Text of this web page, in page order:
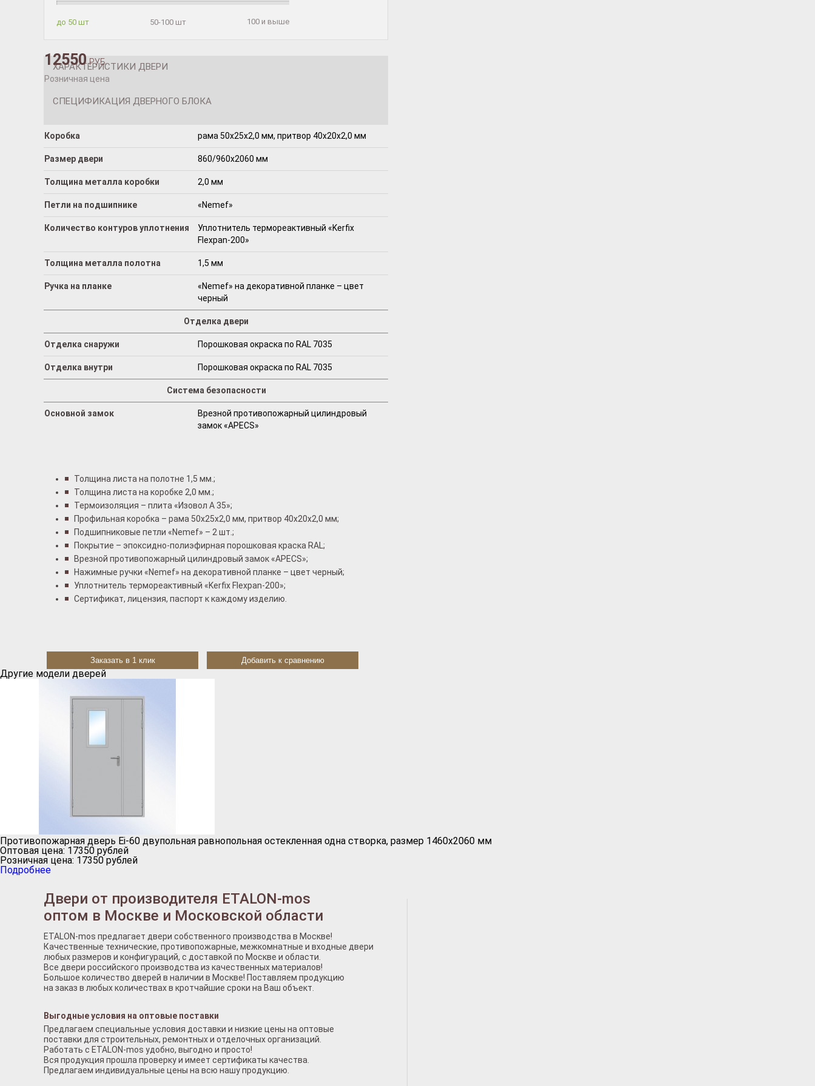
до 50 шт 50-100 шт 100 и выше
12550 РУБ.
Розничная цена
ХАРАКТЕРИСТИКИ ДВЕРИ
СПЕЦИФИКАЦИЯ ДВЕРНОГО БЛОКА
Коробка рама 50x25x2,0 мм, притвор 40x20x2,0 мм
Размер двери 860/960х2060 мм
Толщина металла коробки 2,0 мм
Петли на подшипнике «Nemef»
Количество контуров уплотнения
Уплотнитель термореактивный «Kerfix
Flexpan-200»
Толщина металла полотна 1,5 мм
Ручка на планке
«Nemef» на декоративной планке – цвет
черный
Отделка двери
Отделка снаружи Порошковая окраска по RAL 7035
Отделка внутри Порошковая окраска по RAL 7035
Система безопасности
Основной замок
Врезной противопожарный цилиндровый
замок «АРЕCS»
Толщина листа на полотне 1,5 мм.;
Толщина листа на коробке 2,0 мм.;
Термоизоляция – плита «Изовол А 35»;
Профильная коробка – рама 50x25x2,0 мм, притвор 40x20x2,0 мм;
Подшипниковые петли «Nemef» – 2 шт.;
Покрытие – эпоксидно-полиэфирная порошковая краска RAL;
Врезной противопожарный цилиндровый замок «АРЕCS»;
Нажимные ручки «Nemef» на декоративной планке – цвет черный;
Уплотнитель термореактивный «Kerfix Flexpan-200»;
Сертификат, лицензия, паспорт к каждому изделию.
Заказать в 1 клик Добавить к сравнению
Другие модели дверей
Противопожарная дверь Ei-60 двупольная равнопольная остекленная одна створка, размер 1460х2060 мм
Оптовая цена: 17350 рублей
Розничная цена: 17350 рублей
Подробнее
Двери от производителя ETALON-mos
оптом в Москве и Московской области
ETALON-mos предлагает двери собственного производства в Москве!
Качественные технические, противопожарные, межкомнатные и входные двери
любых размеров и конфигураций, с доставкой по Москве и области.
Все двери российского производства из качественных материалов!
Большое количество дверей в наличии в Москве! Поставляем продукцию
на заказ в любых количествах в кротчайшие сроки на Ваш объект.
Выгодные условия на оптовые поставки
Предлагаем специальные условия доставки и низкие цены на оптовые
поставки для строительных, ремонтных и отделочных организаций.
Работать с ETALON-mos удобно, выгодно и просто!
Вся продукция прошла проверку и имеет сертификаты качества.
Предлагаем индивидуальные цены на всю нашу продукцию.